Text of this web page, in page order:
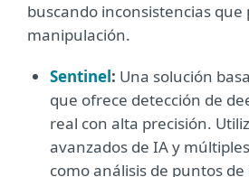
buscando inconsistencias
manipulación.
Sentinel: Una solución
que ofrece detección de
real con alta precisión.
avanzados de IA y
como análisis de puntos